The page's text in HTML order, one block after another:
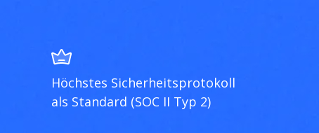
Höchstes Sicherheitsprotokoll
als Standard (SOC II Typ 2)